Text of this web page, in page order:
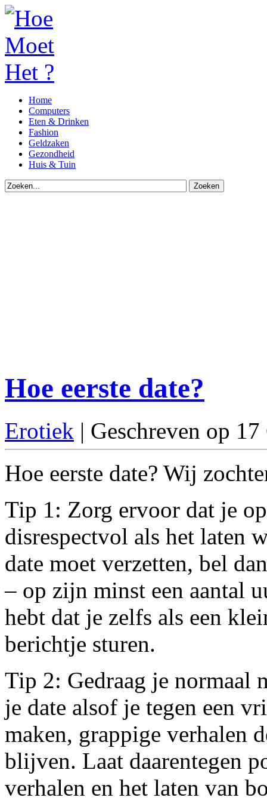
Home
Computers
Eten & Drinken
Fashion
Geldzaken
Gezondheid
Huis & Tuin
Hoe eerste date?
Erotiek | Geschreven op
Hoe eerste date? Wij
Tip 1: Zorg ervoor dat je
disrespectvol als het laten
date moet verzetten, bel
– op zijn minst een aantal
hebt dat je zelfs als een
berichtje sturen.
Tip 2: Gedraag je normaal
je date alsof je tegen een
maken, grappige verhalen
blijven. Laat daarentegen
verhalen en het laten van